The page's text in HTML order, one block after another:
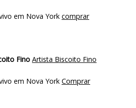
em Nova York comprar
Fino Artista Biscoito Fino
em Nova York Comprar